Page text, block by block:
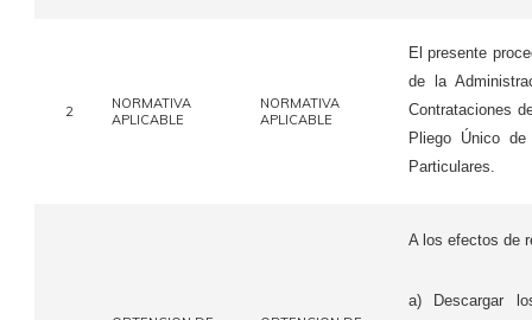
2
NORMATIVA
APLICABLE
NORMATIVA
APLICABLE
El presente
de la
Contrataciones
Pliego Único
Particulares.
A los efectos de
a) Descargar